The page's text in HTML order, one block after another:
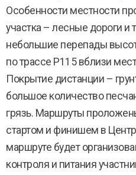
Особенности местности
участка – лесные дороги и
небольшие перепады
по трассе Р115 вблизи
Покрытие дистанции –
большое количество
грязь. Маршруты
стартом и финишем в
маршруте будет
контроля и питания